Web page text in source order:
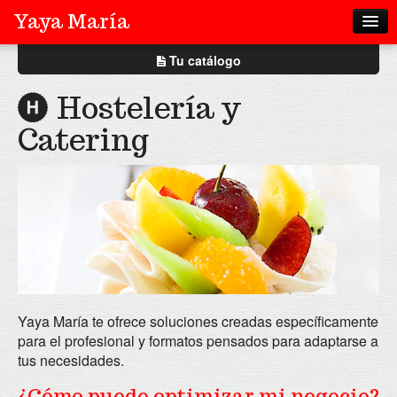
¡Crea tu catálogo!
Yaya María
Home
Quienes somos
Productos
Nuestras marcas
Consejos y Recetas
Contacto
Comunicación
Youtube
Tu catálogo
Hostelería y
Catering
Yaya María te ofrece soluciones creadas específicamente
para el profesional y formatos pensados para adaptarse a
tus necesidades.